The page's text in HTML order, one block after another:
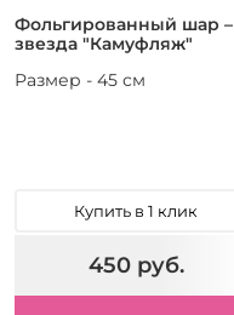
Фольгированный шар –
звезда "Камуфляж"
Размер - 45 см
Купить в 1 клик
450 руб.